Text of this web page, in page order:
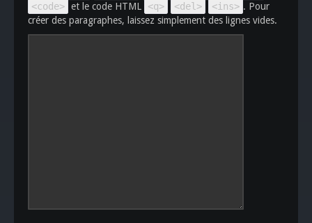
<code> et le code HTML <q> <del> <ins> . Pour
créer des paragraphes, laissez simplement des lignes vides.